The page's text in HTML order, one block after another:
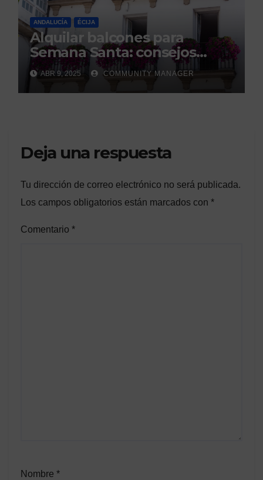
ANDALUCÍA ÉCIJA
Alquilar balcones para
Semana Santa: consejos
legales de la Asociación
Española de Consumidores.
ABR 9, 2025 COMMUNITY MANAGER
Deja una respuesta
Tu dirección de correo electrónico no será publicada.
Los campos obligatorios están marcados con *
Comentario *
Nombre *